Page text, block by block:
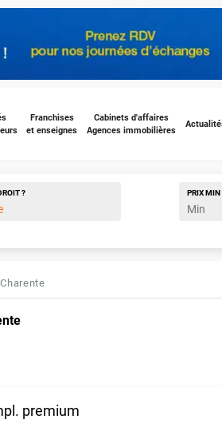
Franchises
et enseignes
Cabinets d'affaires
Agences immobilières
? PRIXMIN
Charente
premium